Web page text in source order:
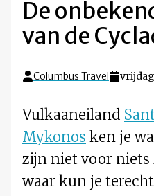
De
van de
Columbus Travel vrijdag
Vulkaaneiland
Mykonos ken je
zijn niet voor niets
waar kun je